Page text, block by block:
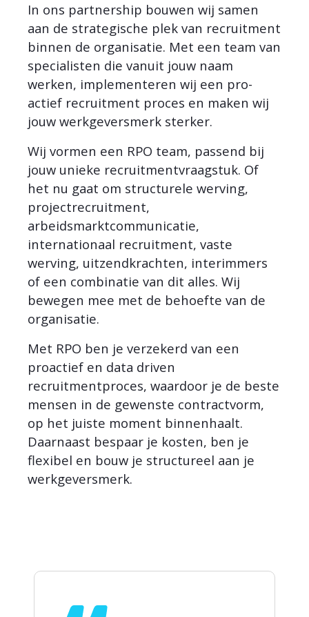
In ons partnership bouwen wij samen
aan de strategische plek van recruitment
binnen de organisatie. Met een team van
specialisten die vanuit jouw naam
werken, implementeren wij een pro-
actief recruitment proces en maken wij
jouw werkgeversmerk sterker.
Wij vormen een RPO team, passend bij
jouw unieke recruitmentvraagstuk. Of
het nu gaat om structurele werving,
projectrecruitment,
arbeidsmarktcommunicatie,
internationaal recruitment, vaste
werving, uitzendkrachten, interimmers
of een combinatie van dit alles. Wij
bewegen mee met de behoefte van de
organisatie.
Met RPO ben je verzekerd van een
proactief en data driven
recruitmentproces, waardoor je de beste
mensen in de gewenste contractvorm,
op het juiste moment binnenhaalt.
Daarnaast bespaar je kosten, ben je
flexibel en bouw je structureel aan je
werkgeversmerk.